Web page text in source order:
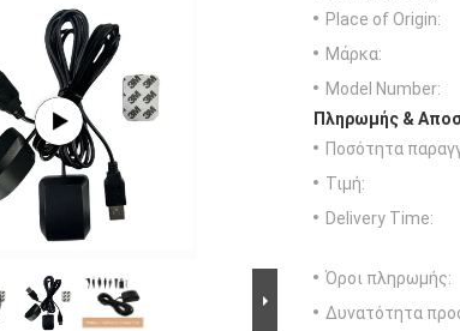
Place of Origin:
Μάρκα:
Model Number:
Πληρωμής &
Ποσότητα
Τιμή:
Delivery Time:
Όροι πληρωμής:
Δυνατότητα